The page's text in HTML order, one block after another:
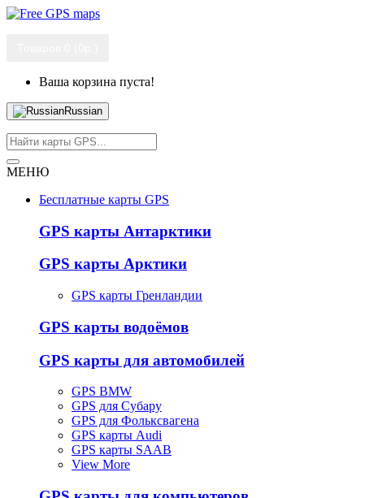
Ваша корзина пуста!
Russian
МЕНЮ
Бесплатные карты GPS
GPS карты Антарктики
GPS карты Арктики
GPS карты Гренландии
GPS карты водоёмов
GPS карты для автомобилей
GPS BMW
GPS для Субару
GPS для Фольксвагена
GPS карты Audi
GPS карты SAAB
View More